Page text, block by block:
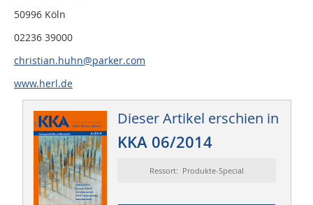
50996 Köln
02236 39000
christian.huhn@parker.com
www.herl.de
Dieser Artikel erschien in
KKA 06/2014
Ressort: Produkte-Special